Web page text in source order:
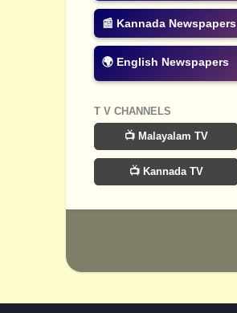
📰 Kannada Newspapers
🌍 English Newspapers
T V CHANNELS
📺 Malayalam TV
📺 Kannada TV